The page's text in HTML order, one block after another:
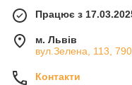
Працює з
м. Львів
вул.Зелена, 113,
Контакти